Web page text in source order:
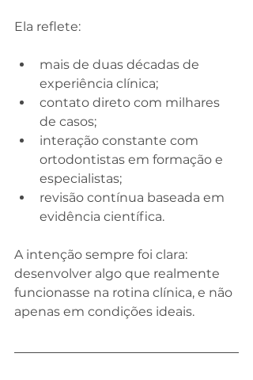
Ela reflete:
mais de duas décadas de
experiência clínica;
contato direto com milhares
de casos;
interação constante com
ortodontistas em formação e
especialistas;
revisão contínua baseada em
evidência científica.
A intenção sempre foi clara:
desenvolver algo que realmente
funcionasse na rotina clínica, e não
apenas em condições ideais.